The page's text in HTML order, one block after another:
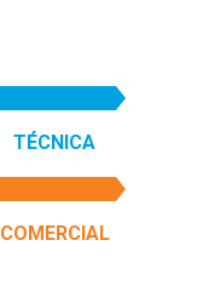
TÉCNICA
COMERCIAL